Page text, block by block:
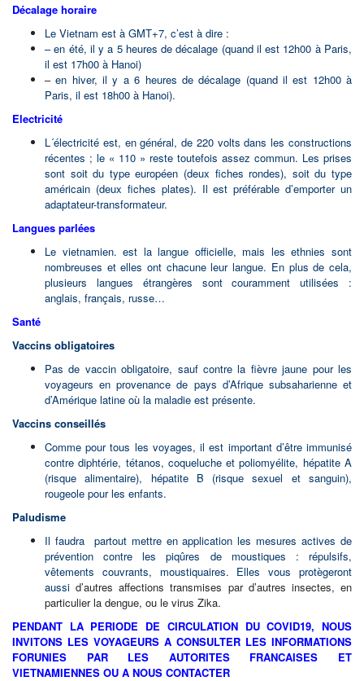
Décalage horaire
Le Vietnam est à GMT+7, c’est à dire :
– en été, il y a 5 heures de décalage (quand il est 12h00 à Paris,
il est 17h00 à Hanoi)
–en hiver, il y a 6 heures de décalage (quand il est 12h00 à
Paris, il est 18h00 à Hanoi).
Electricité
L´électricité est, en général, de 220 volts dans les constructions
récentes ; le « 110 » reste toutefois assez commun. Les prises
sont soit du type européen (deux fiches rondes), soit du type
américain (deux fiches plates). Il est préférable d’emporter un
adaptateur-transformateur.
Langues parlées
Le vietnamien. est la langue officielle, mais les ethnies sont
nombreuses et elles ont chacune leur langue. En plus de cela,
plusieurs langues étrangères sont couramment utilisées :
anglais, français, russe…
Santé
Vaccins obligatoires
Pas de vaccin obligatoire, sauf contre la fièvre jaune pour les
voyageurs en provenance de pays d’Afrique subsaharienne et
d’Amérique latine où la maladie est présente.
Vaccins conseillés
Comme pour tous les voyages, il est important d’être immunisé
contre diphtérie, tétanos, coqueluche et poliomyélite, hépatite A
(risque alimentaire), hépatite B (risque sexuel et sanguin),
rougeole pour les enfants.
Paludisme
Il faudra partout mettre en application les mesures actives de
prévention contre les piqûres de moustiques : répulsifs,
vêtements couvrants, moustiquaires. Elles vous protègeront
aussi d’autres affections transmises par d’autres insectes, en
particulier la dengue, ou le virus Zika.
PENDANT LA PERIODE DE CIRCULATION DU COVID19, NOUS
INVITONS LES VOYAGEURS A CONSULTER LES INFORMATIONS
FORUNIES PAR LES AUTORITES FRANCAISES ET
VIETNAMIENNES OU A NOUS CONTACTER